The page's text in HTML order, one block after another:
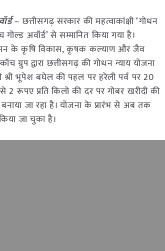
– छत्तीसगढ़ सरकार की महत्वाकांक्षी ‘गोधन
अवॉर्ड’ से सम्मानित किया गया है।
के कृषि विकास, कृषक कल्याण और जैव
ग्रुप द्वारा छत्तीसगढ़ की गोधन न्याय योजना
श्री भूपेश बघेल की पहल पर हरेली पर्व पर 20
2 रूपए प्रति किलो की दर पर गोबर खरीदी की
बनाया जा रहा है। योजना के प्रारंभ से अब तक
जा चुका है।